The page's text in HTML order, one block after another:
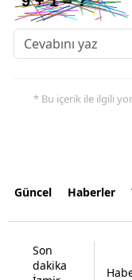
* Bu içerik ile ilgili
Güncel Haberler
Son
dakika